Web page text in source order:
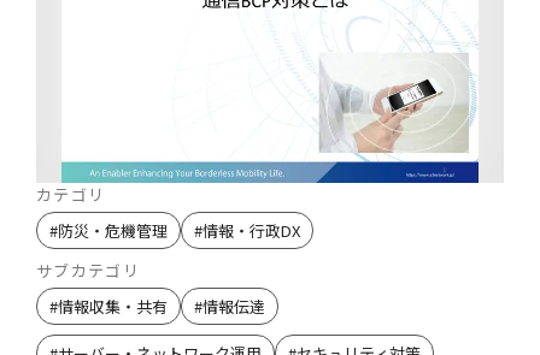
カテゴリ
#防災・危機管理 #情報・行政DX
サブカテゴリ
#情報収集・共有 #情報伝達